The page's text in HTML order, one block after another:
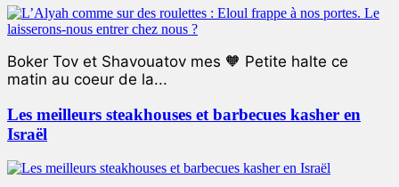
Boker Tov et Shavouatov mes 🧡 Petite halte ce
matin au coeur de la...
Les meilleurs steakhouses et barbecues kasher en
Israël